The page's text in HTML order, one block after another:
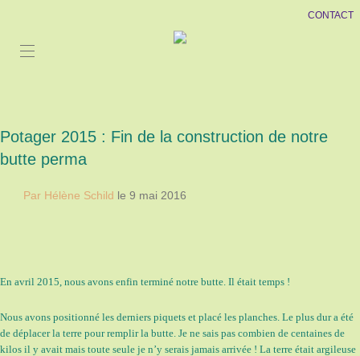
CONTACT
Potager 2015 : Fin de la construction de notre
butte perma
Par Hélène Schild le 9 mai 2016
En avril 2015, nous avons enfin terminé notre butte. Il était temps !
Nous avons positionné les derniers piquets et placé les planches. Le plus dur a été
de déplacer la terre pour remplir la butte. Je ne sais pas combien de centaines de
kilos il y avait mais toute seule je n’y serais jamais arrivée ! La terre était argileuse